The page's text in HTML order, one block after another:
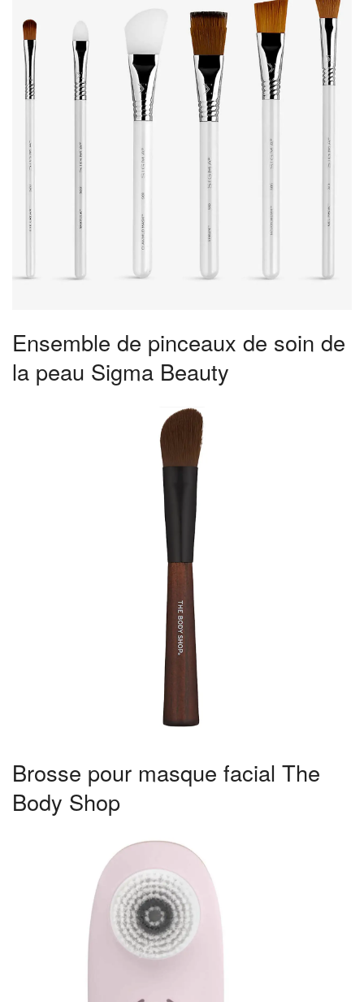
Ensemble de pinceaux de soin de
la peau Sigma Beauty
Brosse pour masque facial The
Body Shop